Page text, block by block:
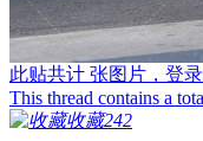
此贴共计 张图片，登
This thread contains a
收藏242